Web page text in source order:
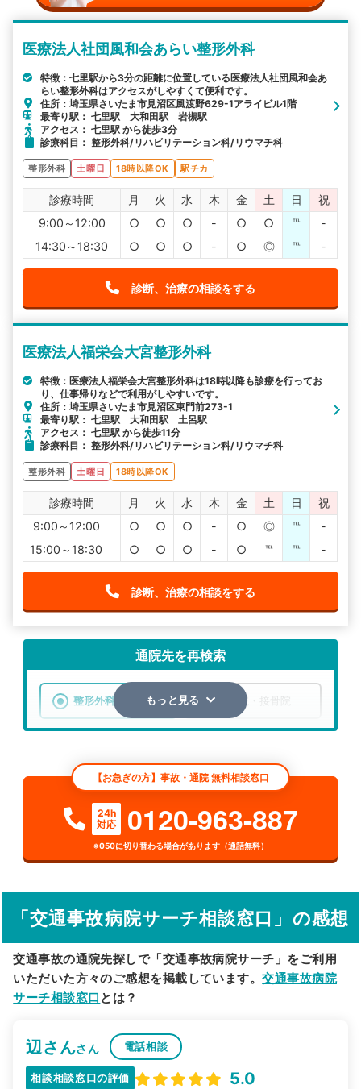
医療法人社団風和会あらい整形外科
特徴：七里駅から3分の距離に位置している医療法人社団風和会あ
らい整形外科はアクセスがしやすくて便利です。
住所：埼玉県さいたま市見沼区風渡野629-1アライビル1階
最寄り駅： 七里駅 大和田駅 岩槻駅
アクセス： 七里駅 から徒歩3分
診療科目： 整形外科/リハビリテーション科/リウマチ科
整形外科 土曜日 18時以降OK 駅チカ
診療時間 月 火 水 木 金 土 日
祝
9:00～12:00
○ ○ ○ - ○ ○ ℡
-
14:30～18:30
○ ○ ○ - ○ ◎ ℡ -
診断、治療の相談をする
医療法人福栄会大宮整形外科
特徴：医療法人福栄会大宮整形外科は18時以降も診療を行ってお
り、仕事帰りなどで利用がしやすいです。
住所：埼玉県さいたま市見沼区東門前273-1
最寄り駅： 七里駅 大和田駅 土呂駅
アクセス： 七里駅 から徒歩11分
診療科目： 整形外科/リハビリテーション科/リウマチ科
整形外科 土曜日 18時以降OK
診療時間 月 火 水 木 金 土 日
祝
9:00～12:00
○ ○ ○ - ○ ◎ ℡
-
15:00～18:30
○ ○ ○ - ○ ℡ ℡ -
診断、治療の相談をする
通院先を再検索
整形外科 整骨院・接骨院
検索する
詳細条件で絞り込む
その他の検索方法
駅から探す 院名から探す
もっと見る
【お急ぎの方】事故・通院 無料相談窓口
24h
対応
0120-963-887
※050に切り替わる場合があります（通話無料）
「交通事故病院サーチ相談窓口」の感想
交通事故の通院先探しで「交通事故病院サーチ」をご利用
いただいた方々のご感想を掲載しています。交通事故病院
サーチ相談窓口 とは？
辺さんさん 電話相談
相談相談窓口の評価 5.0